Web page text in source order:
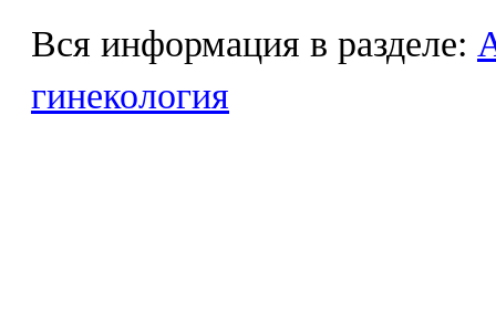
Вся информация в разделе:
гинекология